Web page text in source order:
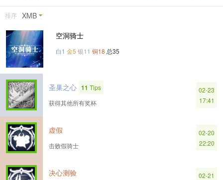
排序 XMB
空洞骑士
白1 金5 银11 铜18 总35
圣巢之心 11 Tips
获得其他所有奖杯
02-23
17:41
虚假
击败假骑士
02-20
22:20
决心测验
02-21